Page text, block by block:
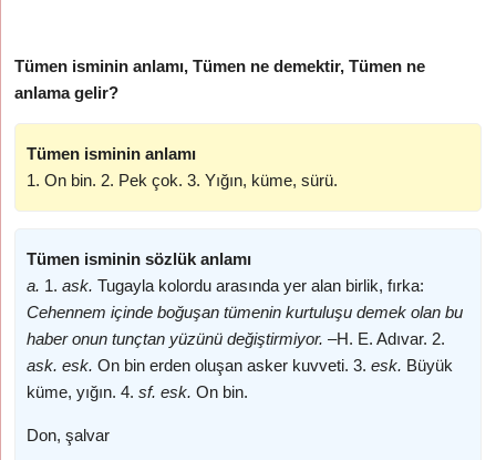
Tümen isminin anlamı, Tümen ne demektir, Tümen ne
anlama gelir?
Tümen isminin anlamı
1. On bin. 2. Pek çok. 3. Yığın, küme, sürü.
Tümen isminin sözlük anlamı
a. 1.ask. Tugayla kolordu arasında yer alan birlik, fırka:
Cehennem içinde boğuşan tümenin kurtuluşu demek olan bu
haber onun tunçtan yüzünü değiştirmiyor. –H. E. Adıvar. 2.
ask. esk. On bin erden oluşan asker kuvveti. 3.esk. Büyük
küme, yığın. 4.sf. esk. On bin.
Don, şalvar